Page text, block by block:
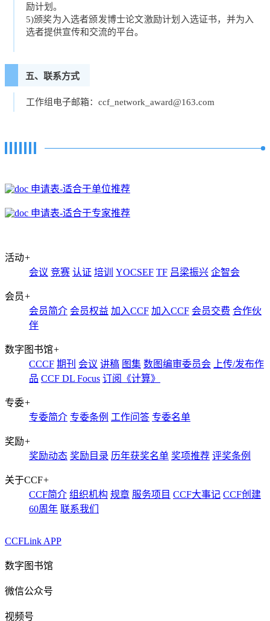
励计划。
5)颁奖为入选者颁发博士论文激励计划入选证书，并为入
选者提供宣传和交流的平台。
五、联系方式
工作组电子邮箱：ccf_network_award@163.com
申请表-适合于单位推荐
申请表-适合于专家推荐
活动+
会议 竞赛 认证 培训 YOCSEF TF 吕梁振兴 企智会
会员+
会员简介 会员权益 加入CCF 加入CCF 会员交费 合作伙
伴
数字图书馆+
CCCF 期刊 会议 讲稿 图集 数图编审委员会
上传/发布作
品 CCF DL Focus 订阅《计算》
专委+
专委简介 专委条例 工作问答 专委名单
奖励+
奖励动态 奖励目录 历年获奖名单 奖项推荐 评奖条例
关于CCF+
CCF简介 组织机构 规章 服务项目 CCF大事记 CCF创建
60周年 联系我们
CCFLink APP
数字图书馆
微信公众号
视频号